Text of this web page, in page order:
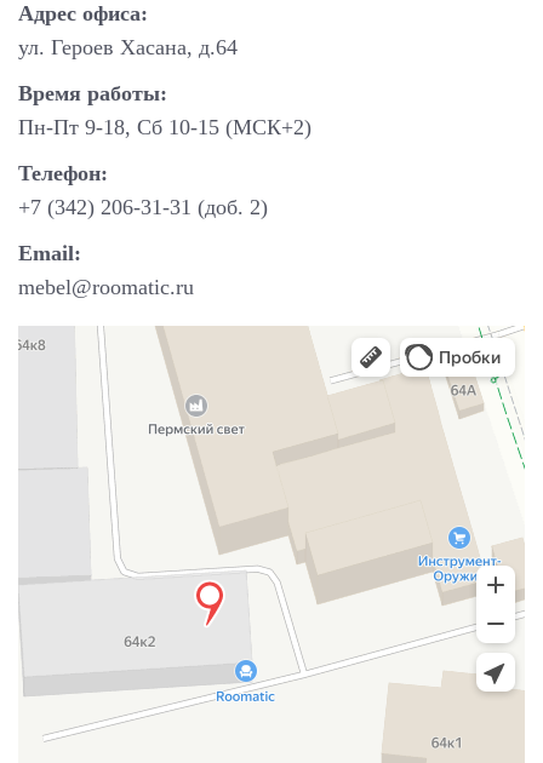
Адрес офиса:
ул. Героев Хасана, д.64
Время работы:
Пн-Пт 9-18, Сб 10-15 (МСК+2)
Телефон:
+7 (342) 206-31-31 (доб. 2)
Email:
mebel@roomatic.ru